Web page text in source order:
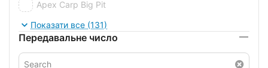
Apex Carp Big Pit
Apex Double
Apex Double Spool
Apex III
Показати все (131)
Передавальне число